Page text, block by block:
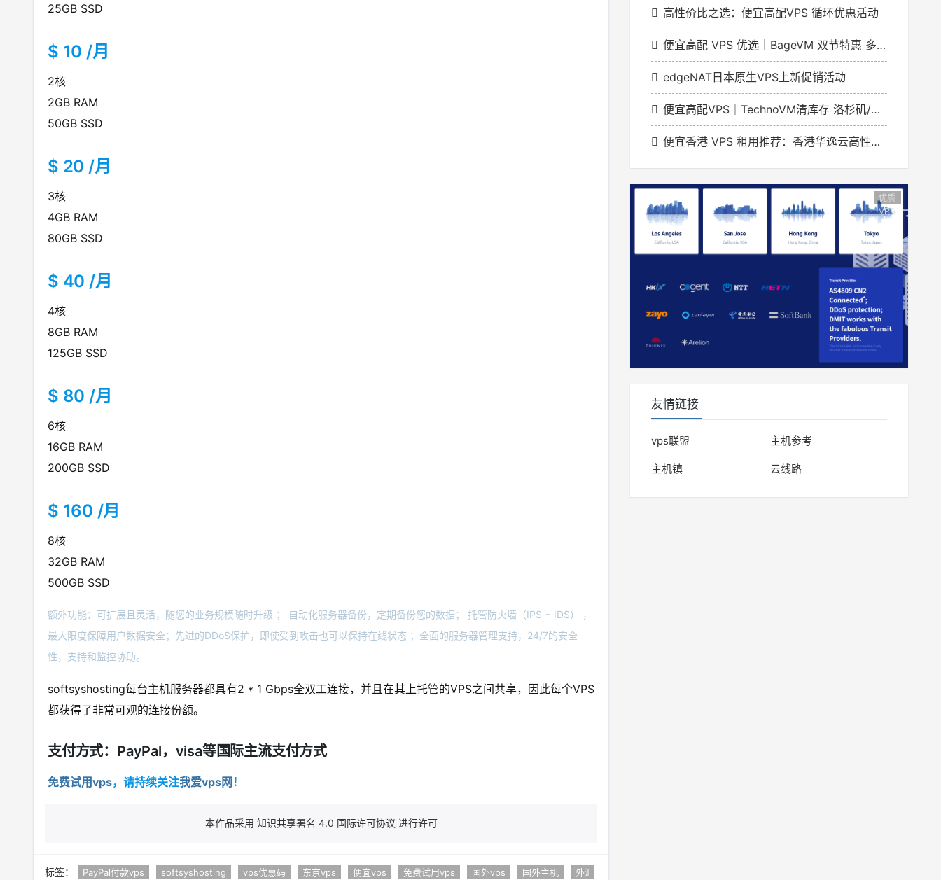
25GB SSD
$ 10 /月
2核
2GB RAM
50GB SSD
$ 20 /月
3核
4GB RAM
80GB SSD
$ 40 /月
4核
8GB RAM
125GB SSD
$ 80 /月
6核
16GB RAM
200GB SSD
$ 160 /月
8核
32GB RAM
500GB SSD
额外功能：可扩展且灵活，随您的业务规模随时升级 ； 自动化服务器备份，定期备份您的数据； 托管防火墙（IPS + IDS） ，
最大限度保障用户数据安全；先进的DDoS保护，即使受到攻击也可以保持在线状态 ；全面的服务器管理支持，24/7的安全
性，支持和监控协助。
softsyshosting每台主机服务器都具有2 * 1 Gbps全双工连接，并且在其上托管的VPS之间共享，因此每个VPS
都获得了非常可观的连接份额。
支付方式：PayPal，visa等国际主流支付方式
免费试用vps，请持续关注我爱vps网 ！
本作品采用 知识共享署名 4.0 国际许可协议 进行许可
标签： PayPal付款vps softsyshosting vps优惠码 东京vps 便宜vps 免费试用vps 国外vps 国外主机 外汇
高性价比之选：便宜高配VPS 循环优惠活动
便宜高配 VPS 优选｜BageVM 双节特惠 多地区机型月付低至 $1.79
edgeNAT日本原生VPS上新促销活动
便宜高配VPS｜TechnoVM清库存 洛杉矶/香港机型低至9.9元/月
便宜香港 VPS 租用推荐：香港华逸云高性价比网络方案
优质
VPS
友情链接
vps联盟 主机参考
主机镇 云线路